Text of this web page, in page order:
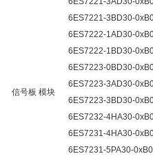
信号板 模块
6ES7221-3BD30-
6ES7222-1AD30-
6ES7222-1BD30-
6ES7223-0BD30-
6ES7223-3AD30-
6ES7223-3BD30-
6ES7232-4HA30-
6ES7231-4HA30-
6ES7231-5PA30-0xB0